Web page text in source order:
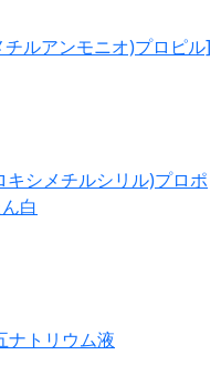
ルアンモニオ)プロピル]
シメチルシリル)プロポ
白
ナトリウム液